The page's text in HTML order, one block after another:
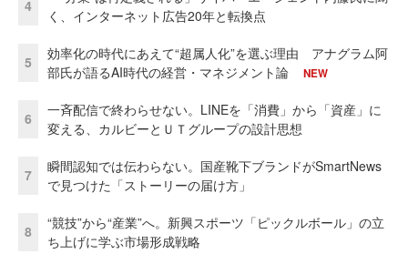
4
く、インターネット広告20年と転換点
5
効率化の時代にあえて“超属人化”を選ぶ理由 アナグラム阿
部氏が語るAI時代の経営・マネジメント論
NEW
6
一斉配信で終わらせない。LINEを「消費」から「資産」に
変える、カルビーとＵＴグループの設計思想
7
瞬間認知では伝わらない。国産靴下ブランドがSmartNews
で見つけた「ストーリーの届け方」
8
“競技”から“産業”へ。新興スポーツ「ピックルボール」の立
ち上げに学ぶ市場形成戦略